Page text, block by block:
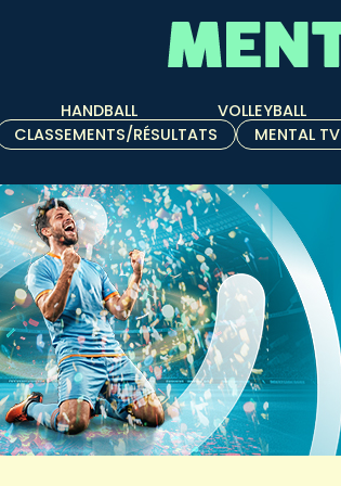
HANDBALL VOLLEYBALL
CLASSEMENTS/RÉSULTATS
MENTAL TV